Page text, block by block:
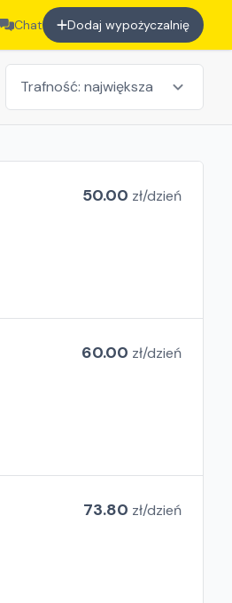
Chat Dodaj wypożyczalnię
50.00 zł/dzień
60.00 zł/dzień
73.80 zł/dzień